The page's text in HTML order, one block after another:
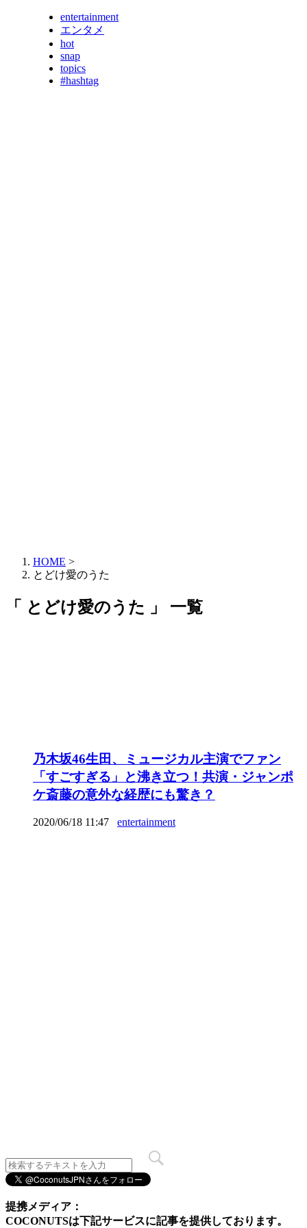
entertainment
エンタメ
hot
snap
topics
#hashtag
HOME >
とどけ愛のうた
「 とどけ愛のうた 」 一覧
乃木坂46生田、ミュージカル主演でファン
「すごすぎる」と沸き立つ！共演・ジャンポ
ケ斎藤の意外な経歴にも驚き？
2020/06/18 11:47 entertainment
提携メディア：
COCONUTSは下記サービスに記事を提供しております。